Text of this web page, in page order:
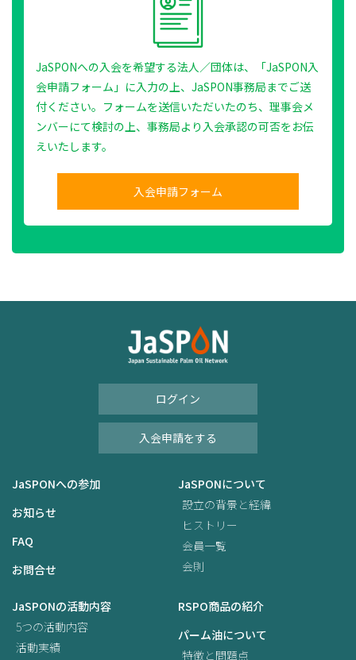
JaSPONへの入会を希望する法人／団体は、「JaSPON入
会申請フォーム」に入力の上、JaSPON事務局までご送
付ください。フォームを送信いただいたのち、理事会メ
ンバーにて検討の上、事務局より入会承認の可否をお伝
えいたします。
入会申請フォーム
ログイン
入会申請をする
JaSPONへの参加
お知らせ
FAQ
お問合せ
JaSPONについて
設立の背景と経緯
ヒストリー
会員一覧
会則
JaSPONの活動内容
5つの活動内容
活動実績
RSPO商品の紹介
パーム油について
特徴と問題点